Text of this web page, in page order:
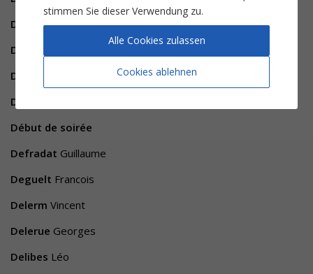
De RoubaixFrançois
De Sagazan
De Suza
Debussy
Début de soirée
Defradat Guillaume
Deguelt Francois
Delerm Vincent
Delerue Georges
Delibes Léo
stimmen Sie dieser Verwendung zu.
Cookies ablehnen
Alle Cookies zulassen